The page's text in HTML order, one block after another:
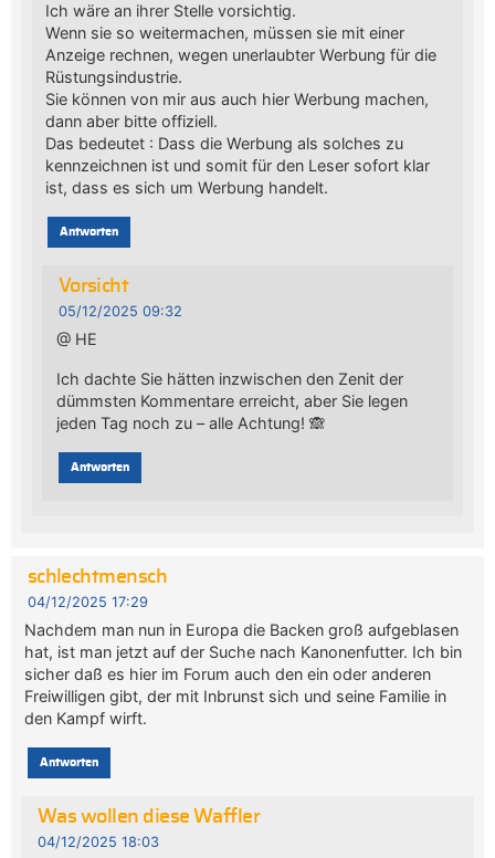
Ich wäre an ihrer Stelle vorsichtig.
Wenn sie so weitermachen, müssen sie mit einer
Anzeige rechnen, wegen unerlaubter Werbung für die
Rüstungsindustrie.
Sie können von mir aus auch hier Werbung machen,
dann aber bitte offiziell.
Das bedeutet : Dass die Werbung als solches zu
kennzeichnen ist und somit für den Leser sofort klar
ist, dass es sich um Werbung handelt.
Antworten
Vorsicht
05/12/2025 09:32
@ HE
Ich dachte Sie hätten inzwischen den Zenit der
dümmsten Kommentare erreicht, aber Sie legen
jeden Tag noch zu – alle Achtung! 🙈
Antworten
schlechtmensch
04/12/2025 17:29
Nachdem man nun in Europa die Backen groß aufgeblasen
hat, ist man jetzt auf der Suche nach Kanonenfutter. Ich bin
sicher daß es hier im Forum auch den ein oder anderen
Freiwilligen gibt, der mit Inbrunst sich und seine Familie in
den Kampf wirft.
Antworten
Was wollen diese Waffler
04/12/2025 18:03